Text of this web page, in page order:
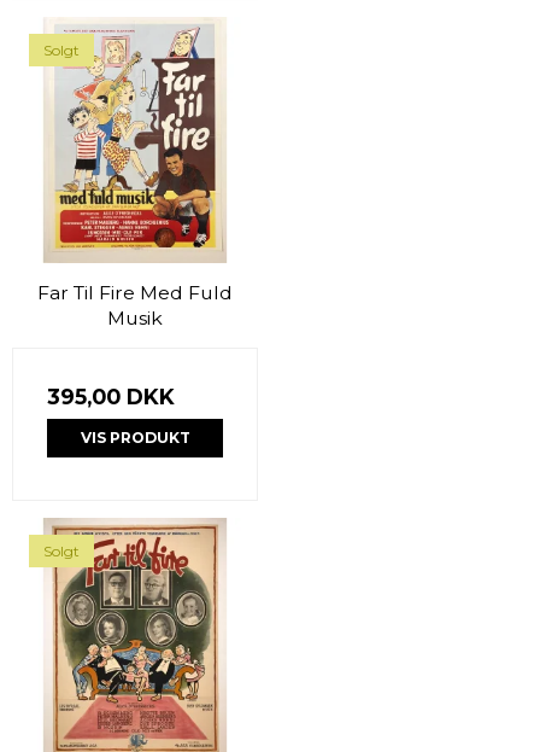
Solgt
Far Til Fire Med Fuld
Musik
395,00 DKK
VIS PRODUKT
Solgt